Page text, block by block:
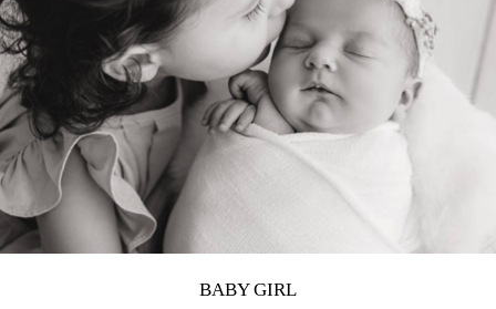
BABY GIRL